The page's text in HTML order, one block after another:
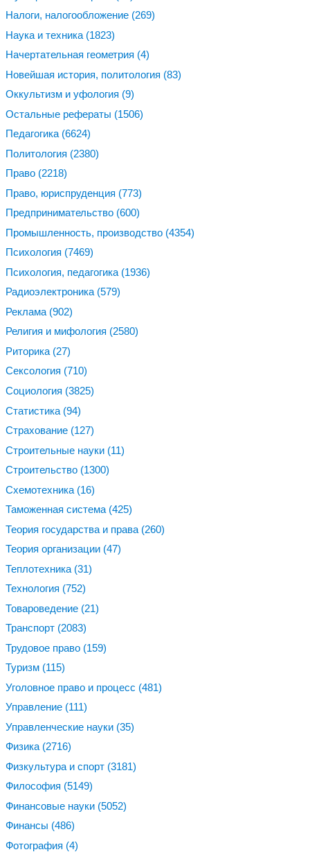
Налоги, налогообложение (269)
Наука и техника (1823)
Начертательная геометрия (4)
Новейшая история, политология (83)
Оккультизм и уфология (9)
Остальные рефераты (1506)
Педагогика (6624)
Политология (2380)
Право (2218)
Право, юриспруденция (773)
Предпринимательство (600)
Промышленность, производство (4354)
Психология (7469)
Психология, педагогика (1936)
Радиоэлектроника (579)
Реклама (902)
Религия и мифология (2580)
Риторика (27)
Сексология (710)
Социология (3825)
Статистика (94)
Страхование (127)
Строительные науки (11)
Строительство (1300)
Схемотехника (16)
Таможенная система (425)
Теория государства и права (260)
Теория организации (47)
Теплотехника (31)
Технология (752)
Товароведение (21)
Транспорт (2083)
Трудовое право (159)
Туризм (115)
Уголовное право и процесс (481)
Управление (111)
Управленческие науки (35)
Физика (2716)
Физкультура и спорт (3181)
Философия (5149)
Финансовые науки (5052)
Финансы (486)
Фотография (4)